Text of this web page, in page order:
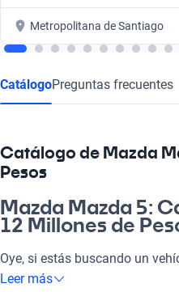
Metropolitana de Santiago
CatálogoPreguntas frecuentes
Catálogo de Mazda
Pesos
Mazda Mazda 5:
12 Millones de
Oye, si estás buscando un
día, el Mazda Mazda 5 a 12
Leer más